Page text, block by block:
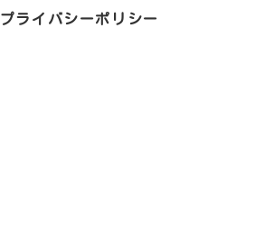
プライバシーポリシー